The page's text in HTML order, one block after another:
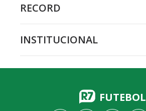
RECORD
INSTITUCIONAL
FUTEBOL